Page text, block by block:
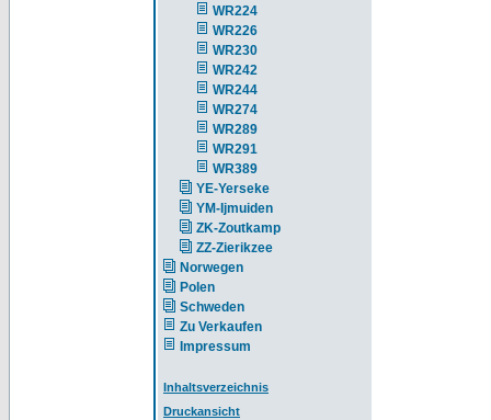
WR224
WR226
WR230
WR242
WR244
WR274
WR289
WR291
WR389
YE-Yerseke
YM-Ijmuiden
ZK-Zoutkamp
ZZ-Zierikzee
Norwegen
Polen
Schweden
Zu Verkaufen
Impressum
Inhaltsverzeichnis
Druckansicht